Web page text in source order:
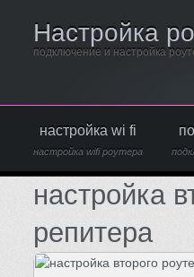
Настройка
подключение и настройка
настройка wi fi
настройка wifi роутера
настройка
репитера